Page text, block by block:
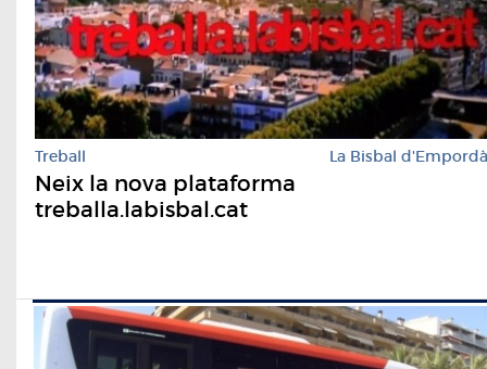
Treball La Bisbal d'Empordà
Neix la nova plataforma
treballa.labisbal.cat